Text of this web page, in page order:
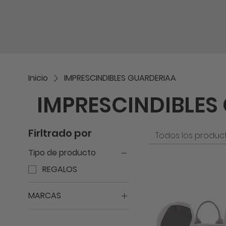
Inicio IMPRESCINDIBLES GUARDERIAA
Firltrado por
Tipo de producto
REGALOS
MARCAS
Todos los